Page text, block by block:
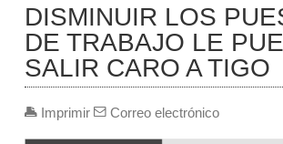
DISMINUIR LOS
DE TRABAJO LE
SALIR CARO A TIGO
Imprimir Correo electrónico